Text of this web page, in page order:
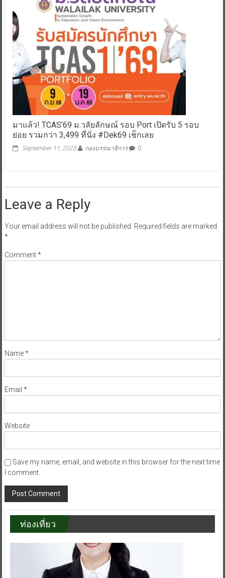
มาแล้ว! TCAS’69 ม.วลัยลักษณ์ รอบ Port เปิดรับ 5 รอบ
ย่อย รวมกว่า 3,499 ที่นั่ง #Dek69 เช็กเลย
September 11, 2025 กองบรรณาธิการ 0
Leave a Reply
Your email address will not be published. Required fields are marked
*
Comment*
Name*
Email *
Website
Save my name, email, and website in this browser for the next time
I comment.
ท่องเที่ยว